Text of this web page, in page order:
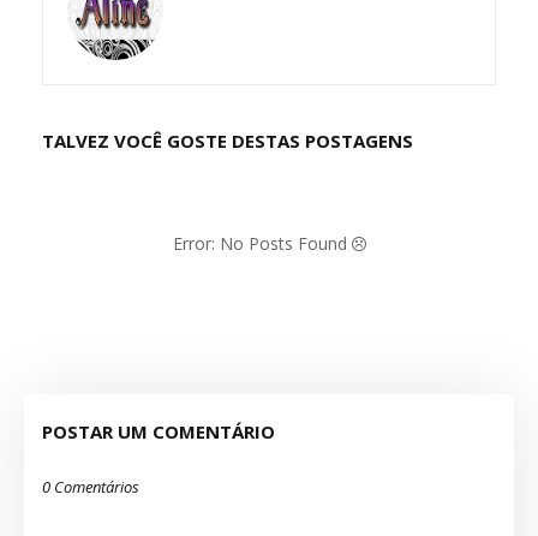
TALVEZ VOCÊ GOSTE DESTAS POSTAGENS
Error: No Posts Found
POSTAR UM COMENTÁRIO
0 Comentários